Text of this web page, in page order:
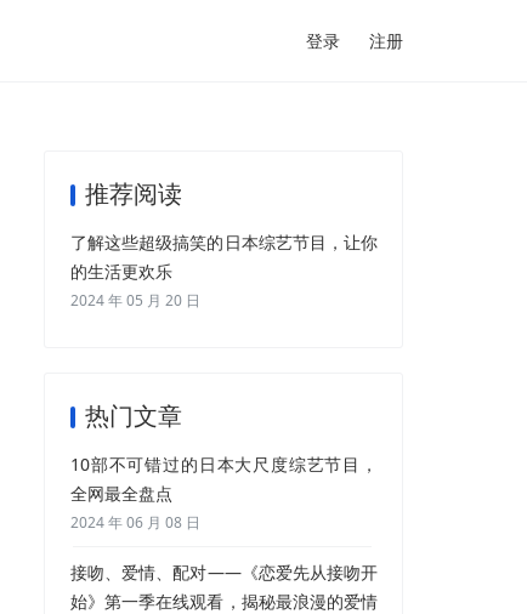
登录 注册
推荐阅读
了解这些超级搞笑的日本综艺节目，让你
的生活更欢乐
2024 年 05 月 20 日
热门文章
10部不可错过的日本大尺度综艺节目，
全网最全盘点
2024 年 06 月 08 日
接吻、爱情、配对——《恋爱先从接吻开
始》第一季在线观看，揭秘最浪漫的爱情